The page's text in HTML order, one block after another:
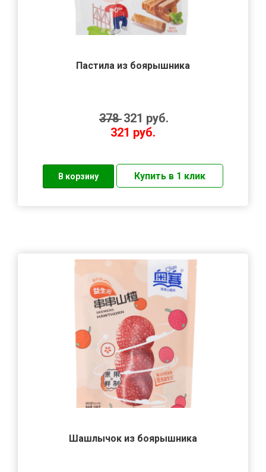
Пастила из боярышника
378321 руб.
321 руб.
Шашлычок из боярышника